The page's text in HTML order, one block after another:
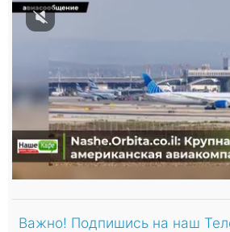
Важно! Подпишись на наш